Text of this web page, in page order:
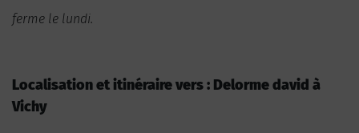
ferme le lundi.
Localisation et itinéraire vers : Delorme david à
Vichy